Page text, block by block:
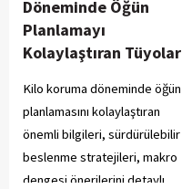
Döneminde Öğün
Planlamayı
Kolaylaştıran Tüyolar
Kilo koruma döneminde öğün
planlamasını kolaylaştıran
önemli bilgileri, sürdürülebilir
beslenme stratejileri, makro
dengesi önerilerini detaylı